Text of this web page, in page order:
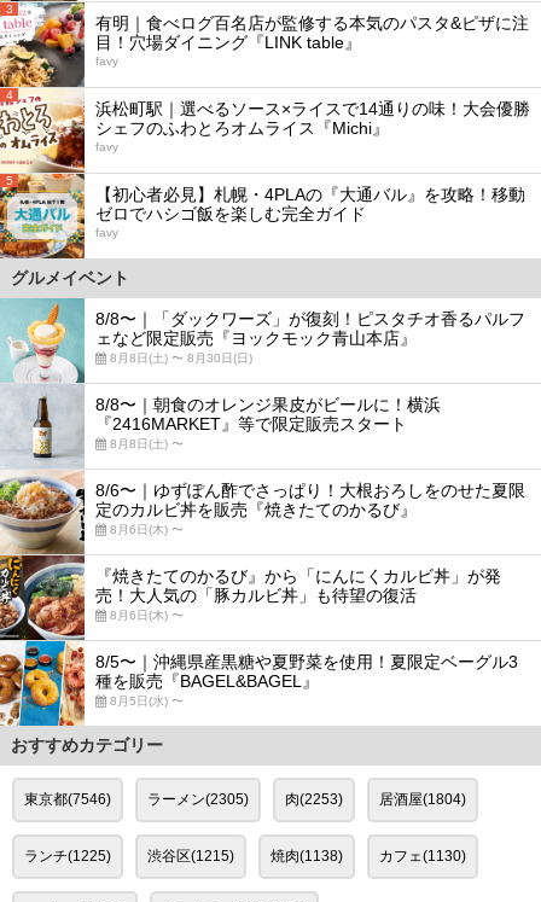
3
有明｜食べログ百名店が監修する本気のパスタ&ピザに注
目！穴場ダイニング『LINK table』
favy
4
浜松町駅｜選べるソース×ライスで14通りの味！大会優勝
シェフのふわとろオムライス『Michi』
favy
5
【初心者必見】札幌・4PLAの『大通バル』を攻略！移動
ゼロでハシゴ飯を楽しむ完全ガイド
favy
グルメイベント
8/8〜｜「ダックワーズ」が復刻！ピスタチオ香るパルフ
ェなど限定販売『ヨックモック青山本店』
8月8日(土) 〜 8月30日(日)
8/8〜｜朝食のオレンジ果皮がビールに！横浜
『2416MARKET』等で限定販売スタート
8月8日(土) 〜
8/6〜｜ゆずぽん酢でさっぱり！大根おろしをのせた夏限
定のカルビ丼を販売『焼きたてのかるび』
8月6日(木) 〜
『焼きたてのかるび』から「にんにくカルビ丼」が発
売！大人気の「豚カルビ丼」も待望の復活
8月6日(木) 〜
8/5〜｜沖縄県産黒糖や夏野菜を使用！夏限定ベーグル3
種を販売『BAGEL&BAGEL』
8月5日(水) 〜
おすすめカテゴリー
東京都(7546) ラーメン(2305) 肉(2253) 居酒屋(1804)
ランチ(1225) 渋谷区(1215) 焼肉(1138) カフェ(1130)